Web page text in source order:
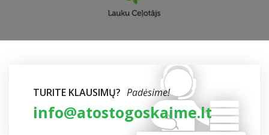
TURITE KLAUSIMŲ? Padėsime!
info@atostogoskaime.lt